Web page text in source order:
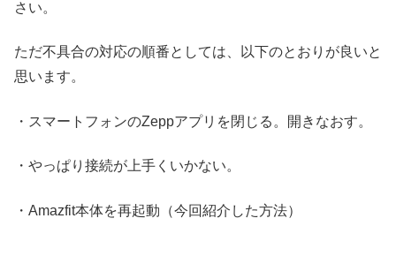
さい。
ただ不具合の対応の順番としては、以下のとおりが良いと
思います。
・スマートフォンのZeppアプリを閉じる。開きなおす。
・やっぱり接続が上手くいかない。
・Amazfit本体を再起動（今回紹介した方法）